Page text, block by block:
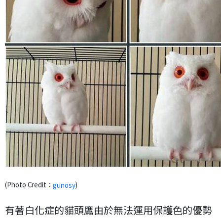
(Photo Credit： gunosy)
有著白化症的貓頭鷹由於無法運用保護色的優勢